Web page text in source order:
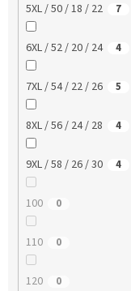
5XL / 50 / 18 / 22 7
6XL / 52 / 20 / 24 4
7XL / 54 / 22 / 26 5
8XL / 56 / 24 / 28 4
9XL / 58 / 26 / 30 4
100 0
110 0
120 0